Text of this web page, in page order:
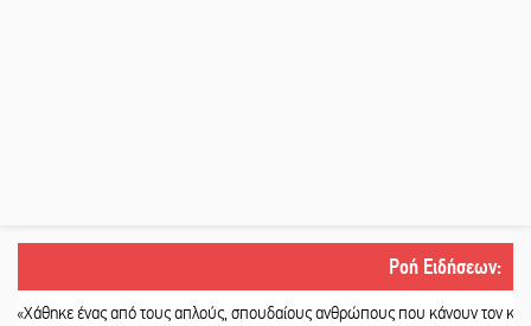
Ροή Ειδήσεων:
ένας από τους απλούς, σπουδαίους ανθρώπους που κάνουν τον κόσμο λίγο